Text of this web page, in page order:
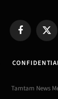
FacebookX
Tamtam News